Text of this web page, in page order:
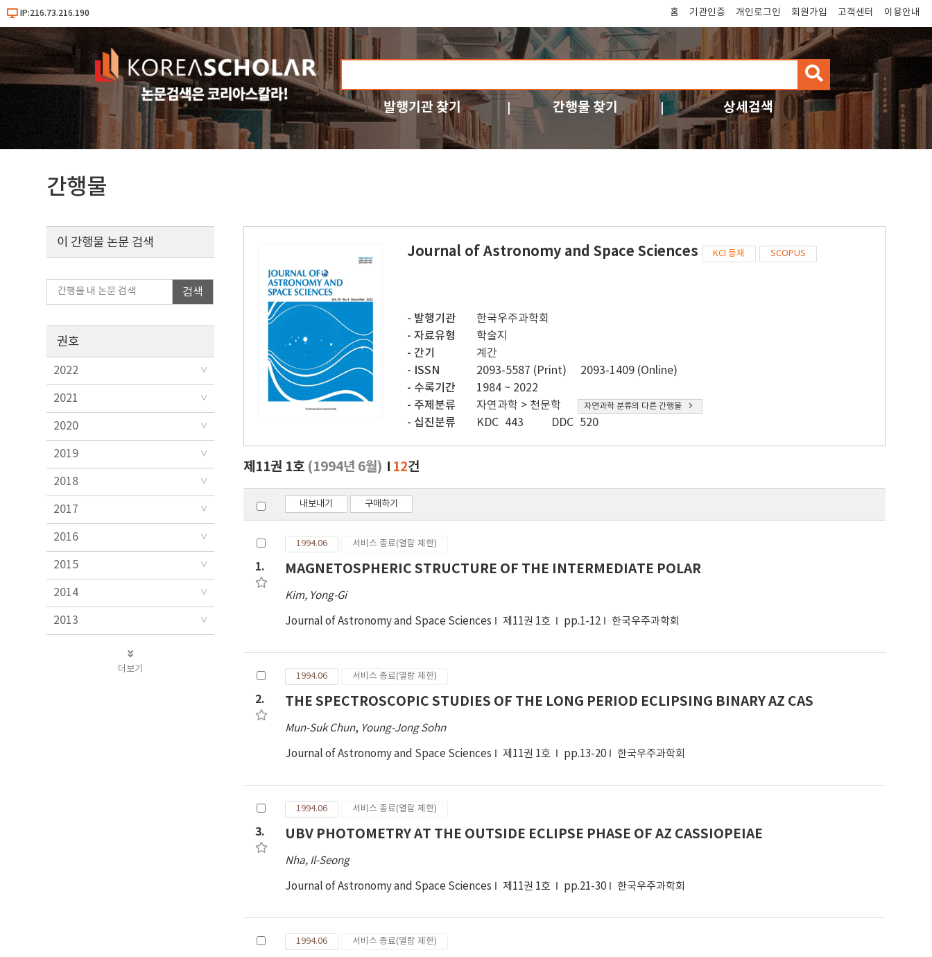
IP:216.73.216.190 홈 기관인증 개인로그인 회원가입 고객센터 이용안내
검
색
발행기관 찾기 간행물 찾기 상세검색
간행물
Journal of Astronomy and Space Sciences KCI 등재 SCOPUS
발행기관
한국우주과학회
자료유형
학술지
간기
계간
ISSN
2093-5587 (Print)
2093-1409 (Online)
수록기간
1984 ~ 2022
주제분류
자연과학 > 천문학 자연과학 분류의 다른 간행물
십진분류 KDC 443 DDC 520
이 간행물 논문 검색
검색
권호
2022
2021
2020
2019
2018
2017
2016
2015
2014
2013
더보기
제11권 1호 (1994년 6월) 12건
내보내기 구매하기
1.
1994.06 서비스 종료(열람 제한)
MAGNETOSPHERIC STRUCTURE OF THE INTERMEDIATE POLAR
Kim, Yong-Gi
Journal of Astronomy and Space Sciences 제11권 1호 pp.1-12 한국우주과학회
2.
1994.06 서비스 종료(열람 제한)
THE SPECTROSCOPIC STUDIES OF THE LONG PERIOD ECLIPSING BINARY AZ CAS
Mun-Suk Chun, Young-Jong Sohn
Journal of Astronomy and Space Sciences 제11권 1호 pp.13-20 한국우주과학회
3.
1994.06 서비스 종료(열람 제한)
UBV PHOTOMETRY AT THE OUTSIDE ECLIPSE PHASE OF AZ CASSIOPEIAE
Nha, Il-Seong
Journal of Astronomy and Space Sciences 제11권 1호 pp.21-30 한국우주과학회
1994.06 서비스 종료(열람 제한)